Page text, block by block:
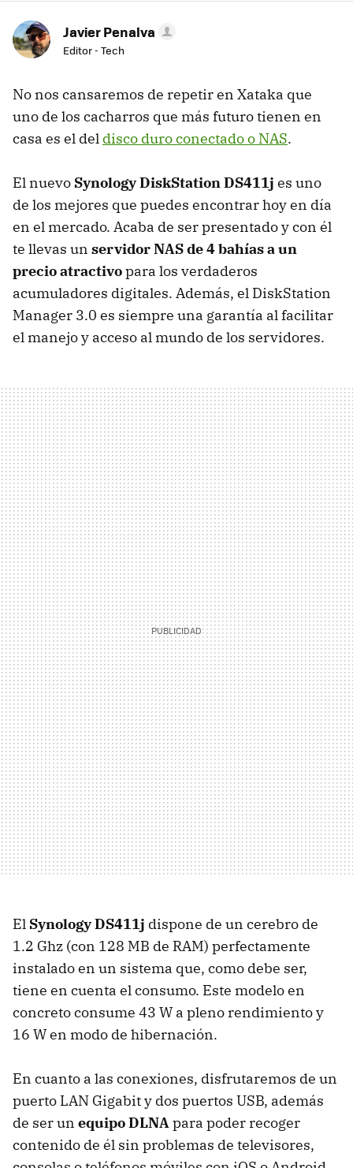
Javier Penalva
Editor - Tech
No nos cansaremos de repetir en Xataka que
uno de los cacharros que más futuro tienen en
casa es el del disco duro conectado o NAS.
El nuevo Synology DiskStation DS411j es uno
de los mejores que puedes encontrar hoy en día
en el mercado. Acaba de ser presentado y con él
te llevas un servidorNASde 4 bahías a un
precio atractivopara los verdaderos
acumuladores digitales. Además, el DiskStation
Manager 3.0 es siempre una garantía al facilitar
el manejo y acceso al mundo de los servidores.
El Synology DS411j dispone de un cerebro de
1.2 Ghz (con 128 MB de RAM) perfectamente
instalado en un sistema que, como debe ser,
tiene en cuenta el consumo. Este modelo en
concreto consume 43 W a pleno rendimiento y
16 W en modo de hibernación.
En cuanto a las conexiones, disfrutaremos de un
puerto LAN Gigabit y dos puertos USB, además
de ser un equipo DLNApara poder recoger
contenido de él sin problemas de televisores,